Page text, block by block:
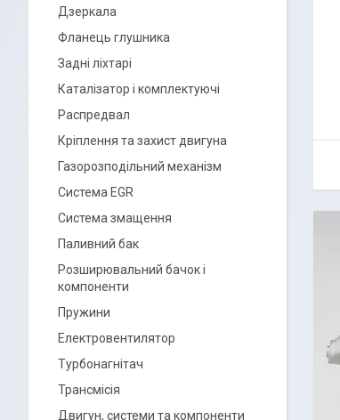
Дзеркала
Фланець глушника
Задні ліхтарі
Каталізатор і комплектуючі
Распредвал
Кріплення та захист двигуна
Газорозподільний механізм
Система EGR
Система змащення
Паливний бак
Розширювальний бачок і
компоненти
Пружини
Електровентилятор
Турбонагнітач
Трансмісія
Двигун, системи та компоненти